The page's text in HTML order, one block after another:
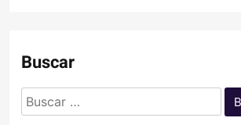
Buscar
Buscar: